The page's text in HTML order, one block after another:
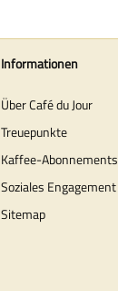
Informationen
Über Café du Jour
Treuepunkte
Kaffee-Abonnements
Soziales Engagement
Sitemap